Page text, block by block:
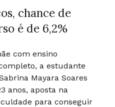
chance de
é de 6,2%
com ensino
a estudante
Mayara Soares
anos, aposta na
para conseguir